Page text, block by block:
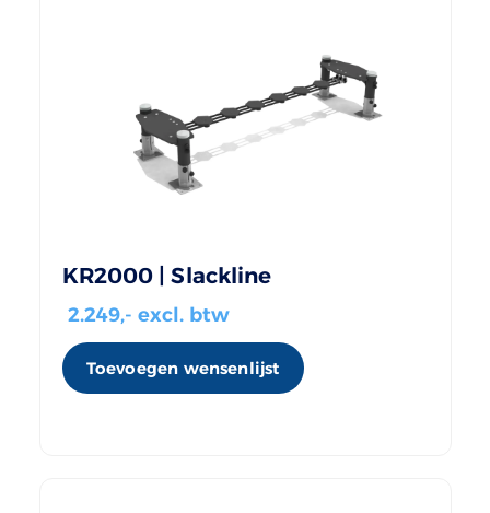
KR2000 | Slackline
2.249,- excl. btw
Toevoegen wensenlijst